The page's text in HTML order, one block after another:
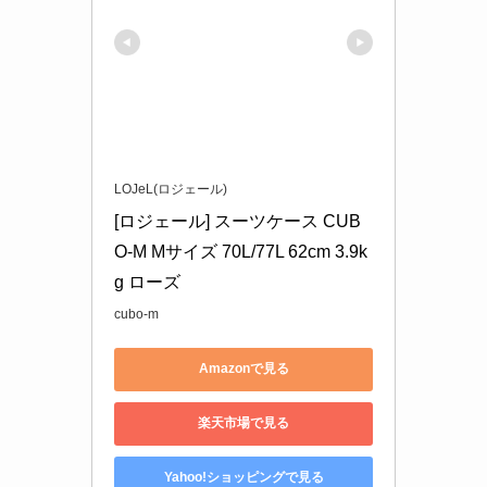
LOJeL(ロジェール)
[ロジェール] スーツケース CUB
O-M Mサイズ 70L/77L 62cm 3.9k
g ローズ
cubo-m
Amazonで見る
楽天市場で見る
Yahoo!ショッピングで見る